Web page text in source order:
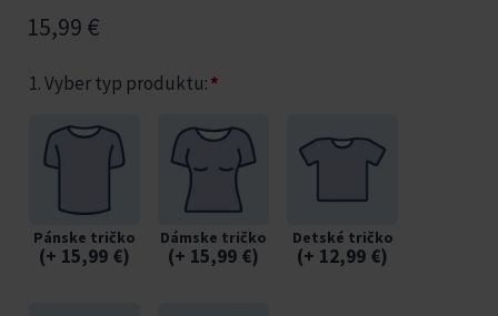
15,99 €
1. Vyber typ produktu:*
Pánske tričko
(+ 15,99 €)
Dámske tričko
(+ 15,99 €)
Detské tričko
(+ 12,99 €)